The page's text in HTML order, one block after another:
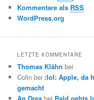
Kommentare als RSS
WordPress.org
LETZTE KOMMENTARE
Thomas Klähn bei
Colin bei :lol: Apple, da
gemacht